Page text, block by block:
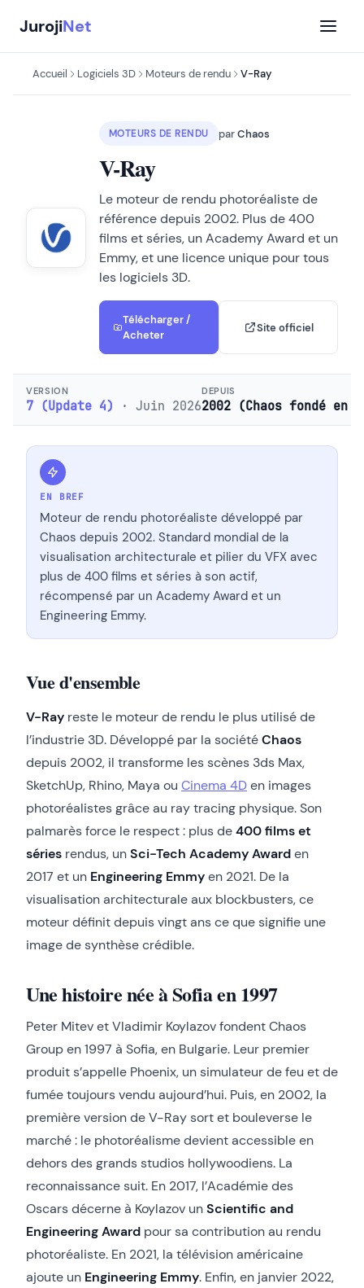
contenu
JurojiNet
Accueil Logiciels 3D Moteurs de rendu V-Ray
MOTEURS DE RENDU parChaos
V-Ray
Le moteur de rendu photoréaliste de
référence depuis 2002. Plus de 400
films et séries, un Academy Award et un
Emmy, et une licence unique pour tous
les logiciels 3D.
Télécharger /
Acheter
Site officiel
VERSION
7 (Update 4) · Juin 2026
DEPUIS
2002 (Chaos fondé en
EN BREF
Moteur de rendu photoréaliste développé par
Chaos depuis 2002. Standard mondial de la
visualisation architecturale et pilier du VFX avec
plus de 400 films et séries à son actif,
récompensé par un Academy Award et un
Engineering Emmy.
Vue d'ensemble
V-Ray reste le moteur de rendu le plus utilisé de
l’industrie 3D. Développé par la sociétéChaos
depuis 2002, il transforme les scènes 3ds Max,
SketchUp, Rhino, Maya ou Cinema 4Den images
photoréalistes grâce au ray tracing physique. Son
palmarès force le respect : plus de400 films et
séries rendus, unSci-Tech Academy Awarden
2017 et un Engineering Emmyen 2021. De la
visualisation architecturale aux blockbusters, ce
moteur définit depuis vingt ans ce que signifie une
image de synthèse crédible.
Une histoire née à Sofia en 1997
Peter Mitev et Vladimir Koylazov fondent Chaos
Group en 1997 à Sofia, en Bulgarie. Leur premier
produit s’appelle Phoenix, un simulateur de feu et de
fumée toujours vendu aujourd’hui. Puis, en 2002, la
première version de V-Ray sort et bouleverse le
marché : le photoréalisme devient accessible en
dehors des grands studios hollywoodiens. La
reconnaissance suit. En 2017, l’Académie des
Oscars décerne à Koylazov unScientific and
Engineering Award pour sa contribution au rendu
photoréaliste. En 2021, la télévision américaine
ajoute un Engineering Emmy. Enfin, en janvier 2022,